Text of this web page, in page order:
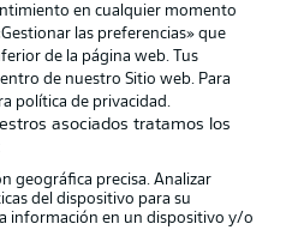
Condiciones de uso
Contacto
en cualquier momento
las preferencias» que
de la página web. Tus
de nuestro Sitio web. Para
política de privacidad.
asociados tratamos los
geográfica precisa. Analizar
del dispositivo para su
información en un dispositivo y/o